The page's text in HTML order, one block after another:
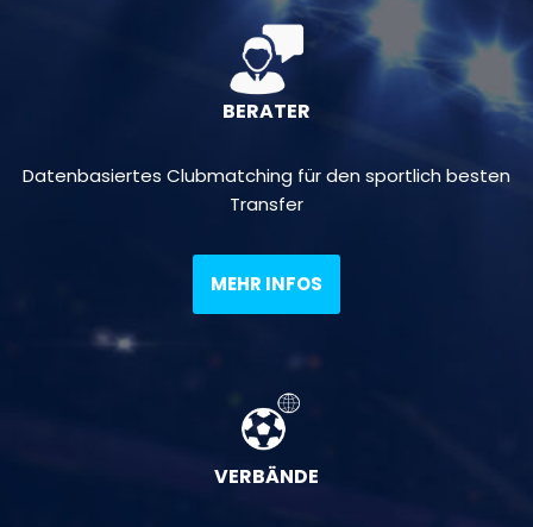
BERATER
Datenbasiertes Clubmatching für den sportlich besten
Transfer
MEHR INFOS
VERBÄNDE